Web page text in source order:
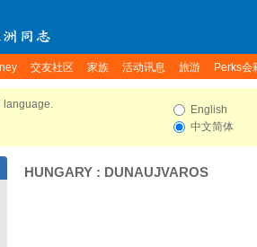
交友社区 家族 活动讯息 旅游 Perks会
language.
English
中文简体
HUNGARY : DUNAUJVAROS